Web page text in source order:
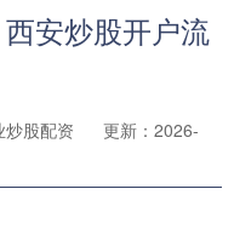
安炒股开户流
炒股配资
更新：2026-